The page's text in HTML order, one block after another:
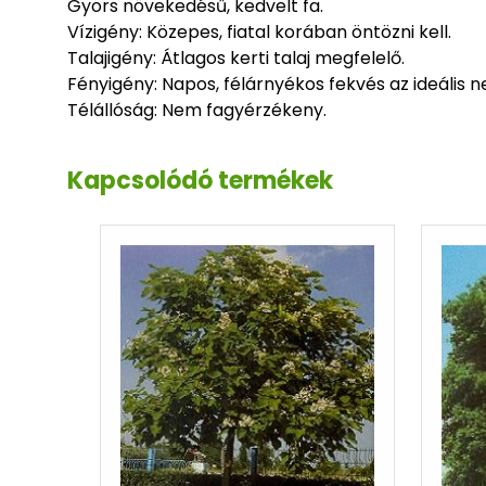
Gyors növekedésű, kedvelt fa.
Vízigény: Közepes, fiatal korában öntözni kell.
Talajigény: Átlagos kerti talaj megfelelő.
Fényigény: Napos, félárnyékos fekvés az ideális
Télállóság: Nem fagyérzékeny.
Kapcsolódó termékek